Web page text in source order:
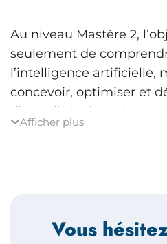
Au niveau Mastère 2,
seulement de
l’intelligence artificielle,
concevoir, optimiser et
d’IA utilisés dans des
professionnels.
niveau expert et
Afficher plus
Vous